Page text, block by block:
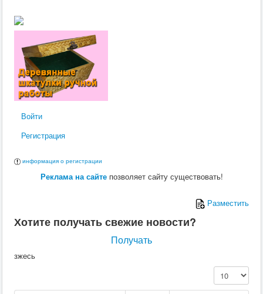
Х
Ч
Ш
Щ
Э
Я
Войти
Регистрация
информация о регистрации
Реклама на сайтепозволяет сайту существовать!
Разместить
Хотите получать свежие новости?
Получать
зжесь
Кол-во строк: